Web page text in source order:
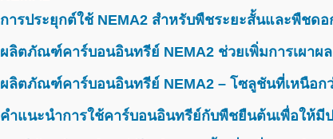
การประยุกต์ใช้ NEMA2 สำหรับพืชระยะสั้นและพืชดอ
ผลิตภัณฑ์คาร์บอนอินทรีย์ NEMA2 ช่วยเพิ่มการเผา
ผลิตภัณฑ์คาร์บอนอินทรีย์ NEMA2 – โซลูชันที่เหนือ
คำแนะนำการใช้คาร์บอนอินทรีย์กับพืชยืนต้นเพื่อให้มี